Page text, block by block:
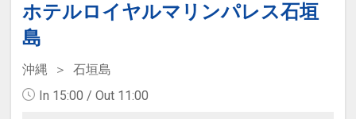
ホテルロイヤルマリンパレス石垣
島
沖縄
石垣島
In 15:00 / Out 11:00